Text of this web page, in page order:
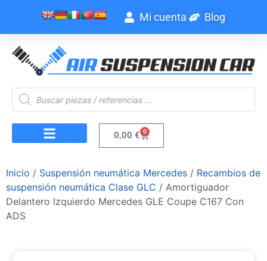
Mi cuenta Blog
0,00 € 0
Inicio / Suspensión neumática Mercedes / Recambios de
suspensión neumática Clase GLC / Amortiguador
Delantero Izquierdo Mercedes GLE Coupe C167 Con
ADS